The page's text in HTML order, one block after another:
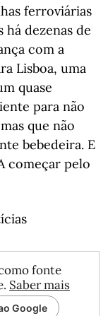
ferroviárias
há dezenas de
com a
Lisboa, uma
quase
para não
que não
bebedeira. E
começar pelo
fonte
Saber mais
Google